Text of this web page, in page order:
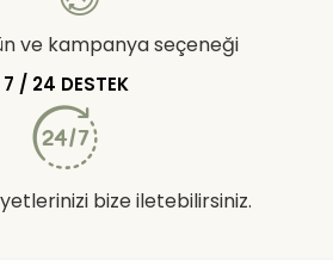
ve kampanya seçeneği
7 / 24 DESTEK
bize iletebilirsiniz.